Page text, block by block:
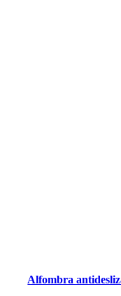
Alfombra